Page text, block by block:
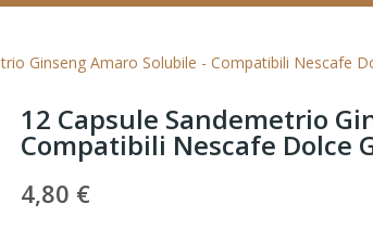
Ginseng Amaro Solubile - Compatibili Nescafe
12 Capsule Sandemetrio
Compatibili Nescafe Dolce
4,80 €